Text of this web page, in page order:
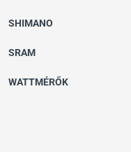
SHIMANO
SRAM
WATTMÉRŐK